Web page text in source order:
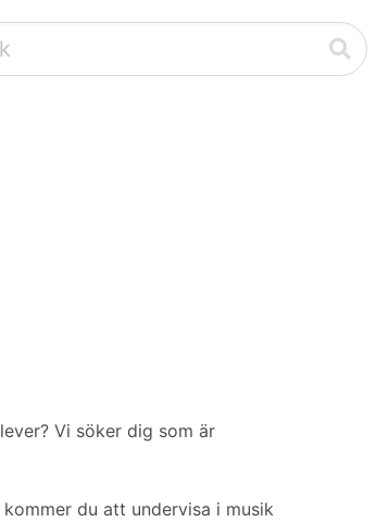
Vi söker dig som är
du att undervisa i musik